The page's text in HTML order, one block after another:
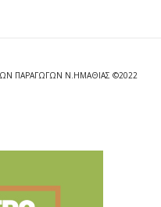
ΠΑΡΑΓΩΓΩΝ Ν.ΗΜΑΘΙΑΣ ©2022